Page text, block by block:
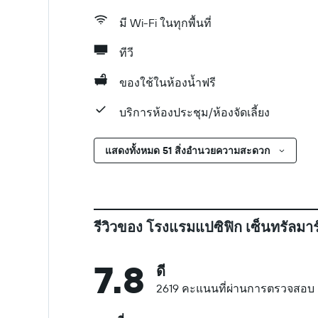
มี Wi-Fi ในทุกพื้นที่
ทีวี
ของใช้ในห้องน้ำฟรี
บริการห้องประชุม/ห้องจัดเลี้ยง
แสดงทั้งหมด 51 สิ่งอำนวยความสะดวก
รีวิวของ โรงแรมแปซิฟิก เซ็นทรัลมา
7.8 ดี
2619 คะแนนที่ผ่านการตรวจสอบ